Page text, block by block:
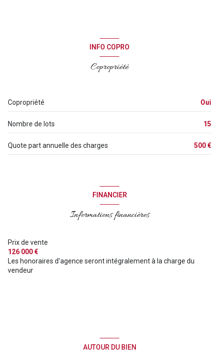
INFO COPRO
Copropriété
Copropriété Oui
Nombre de lots 15
Quote part annuelle des charges 500 €
FINANCIER
Informations financières
Prix de vente
126 000 €
Les honoraires d'agence seront intégralement à la charge du
vendeur
AUTOUR DU BIEN